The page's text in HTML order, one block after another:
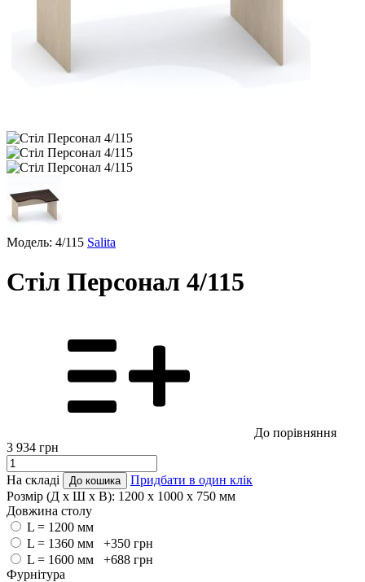
Модель: 4/115 Salita
Стіл Персонал 4/115
До порівняння
3 934 грн
На складі До кошика
Придбати в один клік
Розмір (Д x Ш x В): 1200 x 1000 x 750 мм
Довжина столу
L = 1200 мм
L = 1360 мм +350 грн
L = 1600 мм +688 грн
Фурнітура